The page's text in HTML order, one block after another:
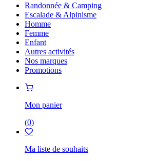
Randonnée & Camping
Escalade & Alpinisme
Homme
Femme
Enfant
Autres activités
Nos marques
Promotions
Mon panier
(0)
Ma liste de souhaits